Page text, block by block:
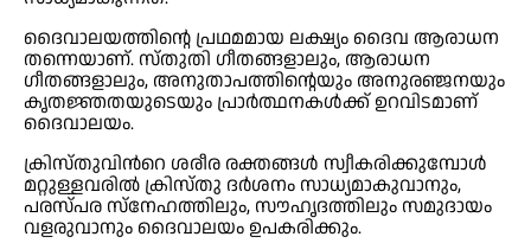
ദൈവാലയത്തിന്റെ പ്രഥമമായ ലക്ഷ്യം ദൈവ ആരാധന
തന്നെയാണ്. സ്തുതി ഗീതങ്ങളാലും, ആരാധന
ഗീതങ്ങളാലും, അനുതാപത്തിന്റെയും അനുരഞ്ജനയും
കൃതജ്ഞതയുടെയും പ്രാർത്ഥനകൾക്ക് ഉറവിടമാണ്
ദൈവാലയം.
ക്രിസ്തുവിൻറെ ശരീര രക്തങ്ങൾ സ്വീകരിക്കുമ്പോൾ
മറ്റുള്ളവരിൽ ക്രിസ്തു ദർശനം സാധ്യമാകുവാനും,
പരസ്പര സ്നേഹത്തിലും, സൗഹൃദത്തിലും സമുദായം
വളരുവാനും ദൈവാലയം ഉപകരിക്കും.